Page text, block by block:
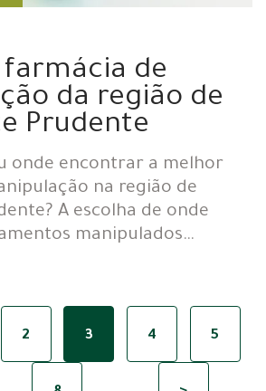
de
da região de
Prudente
onde encontrar a melhor
na região de
A escolha de onde
manipulados…
2 3 4 5